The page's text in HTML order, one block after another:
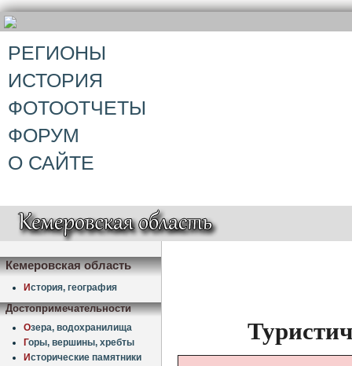
РЕГИОНЫ
ИСТОРИЯ
ФОТООТЧЕТЫ
ФОРУМ
О САЙТЕ
Кемеровская область
История, география
Достопримечательности
Озера, водохранилища
Горы, вершины, хребты
Исторические памятники